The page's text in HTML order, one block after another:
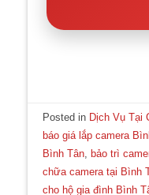
Posted in Dịch Vụ Tại
báo giá lắp camera
Bình Tân, bảo trì
chữa camera tại Bình
cho hộ gia đình Bình